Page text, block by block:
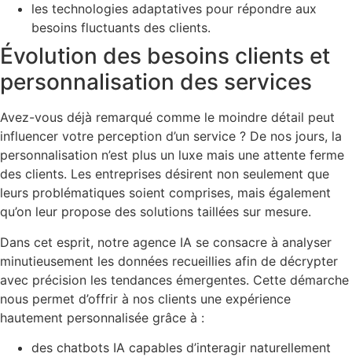
les technologies adaptatives pour répondre aux
besoins fluctuants des clients.
Évolution des besoins clients et
personnalisation des services
Avez-vous déjà remarqué comme le moindre détail peut
influencer votre perception d’un service ? De nos jours, la
personnalisation n’est plus un luxe mais une attente ferme
des clients. Les entreprises désirent non seulement que
leurs problématiques soient comprises, mais également
qu’on leur propose des solutions taillées sur mesure.
Dans cet esprit, notre agence IA se consacre à analyser
minutieusement les données recueillies afin de décrypter
avec précision les tendances émergentes. Cette démarche
nous permet d’offrir à nos clients une expérience
hautement personnalisée grâce à :
des chatbots IA capables d’interagir naturellement